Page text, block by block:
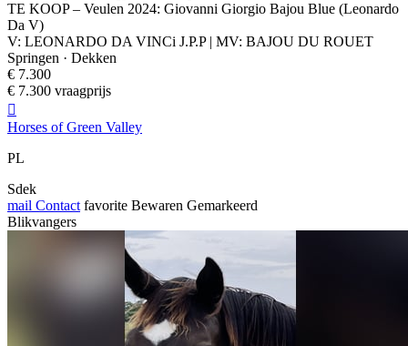
TE KOOP – Veulen 2024: Giovanni Giorgio Bajou Blue (Leonardo
Da V)
V: LEONARDO DA VINCi J.P.P | MV: BAJOU DU ROUET
Springen · Dekken
€ 7.300
€ 7.300 vraagprijs

Horses of Green Valley
PL
Sdek
mail Contact favorite Bewaren Gemarkeerd
Blikvangers